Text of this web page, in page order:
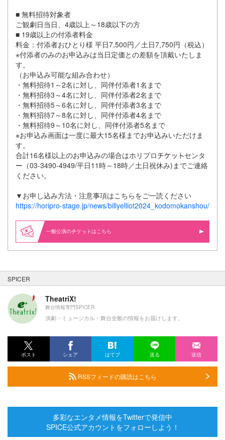
■ 無料招待対象者
ご観劇日当日、4歳以上～18歳以下の方
■ 19歳以上の付添者料金
料金：付添者おひとり様 平日7,500円／土日7,750円（税込）
※付添者のみのお申込みは当日定価との差額を頂戴いたしま
す。
（お申込み可能な組み合わせ）
・無料招待1～2名に対し、同伴付添者1名まで
・無料招待3～4名に対し、同伴付添者2名まで
・無料招待5～6名に対し、同伴付添者3名まで
・無料招待7～8名に対し、同伴付添者4名まで
・無料招待9～10名に対し、同伴付添者5名まで
※お申込み画面は一度に最大15名様までお申込みいただけま
す。
合計16名様以上のお申込みの場合はホリプロ
センタ
ー（03-3490-4949/平日11時～18時／土日祝休み)までご連絡
ください。
▼お申し込み方法・注意事項はこちらをご一読ください
https://horipro-stage.jp/news/billyelliot2024_kodomokanshou/
一般公演の はこちら
SPICER
TheatriX!
舞台情報専門SPICER
演劇・ミュージカル・舞台全般の情報をお届けします。
ポスト シェア はてブ 送る 送信
RSSフィードの購読はこちら
多彩なエンタメ情報をTwitterで発信中
SPICE公式アカウントをフォローしよう！